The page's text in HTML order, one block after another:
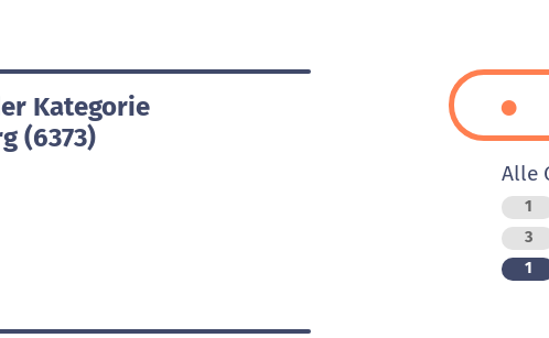
Kategorie
(6373)
Alle
1
3
1